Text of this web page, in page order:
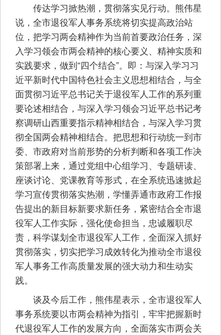
传达学习掀热潮，贯彻落实见行动。熊伟星
说，全市退役军人事务系统将切实提高政治站
位，把学习两会精神作为当前首要政治任务，深
入学习领会市两会精神的核心要义、精神实质和
实践要求，做到“四个结合”。即：与深入学习习
近平新时代中国特色社会主义思想相结合，与全
面贯彻习近平总书记关于退役军人工作的系列重
要论述相结合，与深入学习领会习近平总书记考
察调研山西重要指示精神相结合，与深入学习贯
彻全国两会精神相结合。把思想和行动统一到市
委、市政府对当前形势的分析判断和各项工作决
策部署上来，通过党组中心组学习、专题研读、
座谈讨论、党课教育等形式，在全系统迅速掀起
学习宣传贯彻落实热潮，学懂弄通市政府工作报
告提出的新目标新要求新任务，紧密结合全市退
役军人工作实际，强化使命担当，忠诚履职尽
责，科学谋划全市退役军人工作，全面深入抓好
贯彻落实，切实把学习成效转化为推动全市退役
军人事务工作高质量发展的强大动力和生动实
践。
谈及今后工作，熊伟星表示，全市退役军人
事务系统要以市两会精神为指引，牢牢把握新时
代退役军人工作的发展方向，全面落实市两会关